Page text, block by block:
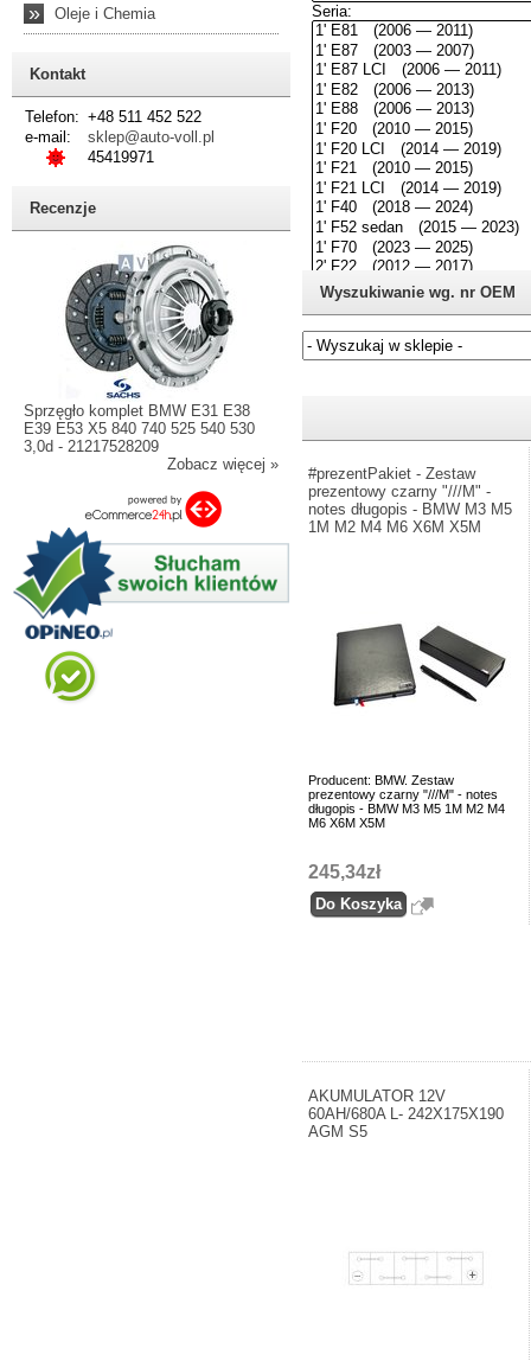
» Oleje i Chemia
Kontakt
Telefon: +48 511 452 522
e-mail:
sklep@auto-voll.pl
45419971
Recenzje
Sprzęgło komplet BMW E31 E38
E39 E53 X5 840 740 525 540 530
3,0d - 21217528209
Zobacz więcej »
Wyszukiwanie wg. nr OEM
#prezentPakiet - Zestaw
prezentowy czarny "///M" -
notes długopis - BMW M3 M5
1M M2 M4 M6 X6M X5M
Producent: BMW. Zestaw
prezentowy czarny "///M" - notes
długopis - BMW M3 M5 1M M2 M4
M6 X6M X5M
245,34zł
AKUMULATOR 12V
60AH/680A L- 242X175X190
AGM S5